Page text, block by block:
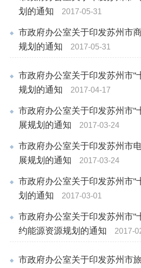
划的通知
2017-05-31
市政府办公室关于印发苏州市
规划的通知
2017-05-31
市政府办公室关于印发苏州市"
规划的通知
2017-04-17
市政府办公室关于印发苏州市"
展规划的通知
2017-03-24
市政府办公室关于印发苏州市
展规划的通知
2017-03-24
市政府办公室关于印发苏州市"
划的通知
2017-03-01
市政府办公室关于印发苏州市"
约能源资源规划的通知
2017-
市政府办公室关于印发苏州市